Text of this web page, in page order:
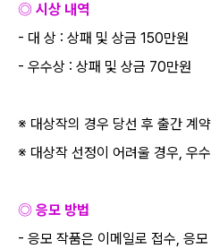
◎ 시상 내역
- 대 상 : 상패 및 상금 150만원
- 우수상 : 상패 및 상금 70만원
※ 대상작의 경우 당선 후 출간 계약
※ 대상작 선정이 어려울 경우, 우
◎ 응모 방법
- 응모 작품은 이메일로 접수, 응